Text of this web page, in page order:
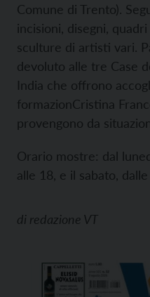
Comune di Trento).
incisioni, disegni,
sculture di artisti vari.
devoluto alle tre Case
India che offrono
formazionCristina
provengono da
Orario mostre: dal
alle 18, e il sabato,
di redazione VT